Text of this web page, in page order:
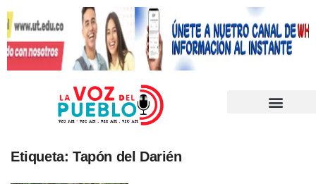
Etiqueta: Tapón del Darién